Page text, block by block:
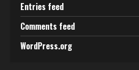
Entries feed
Comments feed
WordPress.org